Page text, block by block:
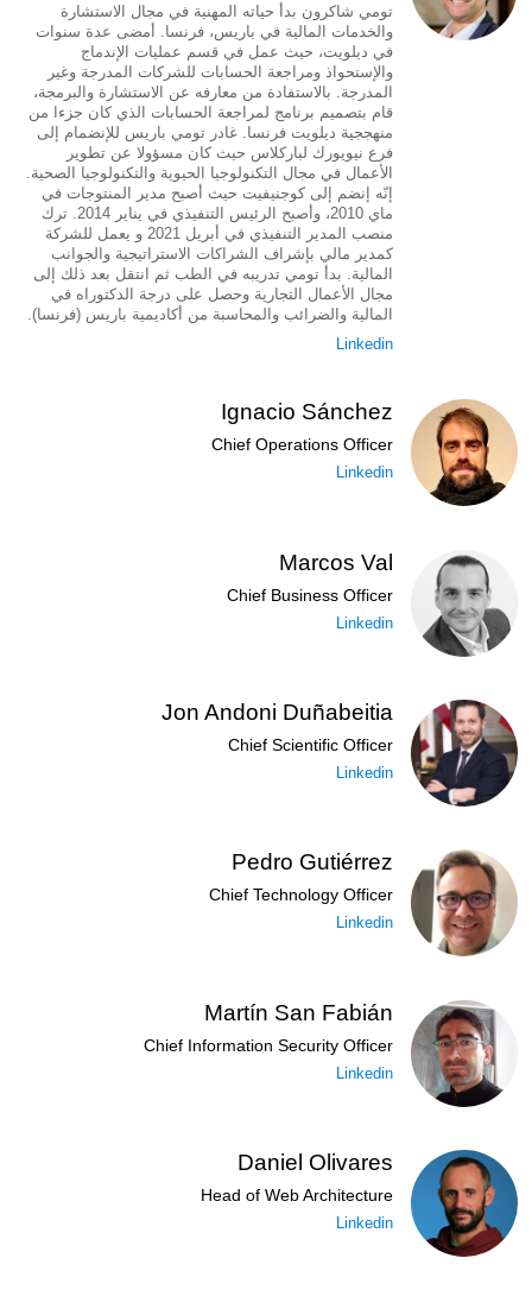
تومي شاكرون بدأ حياته المهنية في مجال الاستشارة
والخدمات المالية في باريس، فرنسا. أمضى عدة سنوات
في ديلويت، حيث عمل في قسم عمليات الإندماج
والإستحواذ ومراجعة الحسابات للشركات المدرجة وغير
المدرجة. بالاستفادة من معارفه عن الاستشارة والبرمجة،
قام بتصميم برنامج لمراجعة الحسابات الذي كان جزءا من
منهججية ديلويت فرنسا. غادر تومي باريس للإنضمام إلى
فرع نيويورك لباركلاس حيث كان مسؤولا عن تطوير
الأعمال في مجال التكنولوجيا الحيوية والتكنولوجيا الصحية.
إنّه إنضم إلى كوجنيفيت حيث أصبح مدير المنتوجات في
ماي 2010، وأصبح الرئيس التنفيذي في يناير 2014. ترك
منصب المدير التنفيذي في أبريل 2021 و يعمل للشركة
كمدير مالي بإشراف الشراكات الاستراتيجية والجوانب
المالية. بدأ تومي تدريبه في الطب ثم انتقل بعد ذلك إلى
مجال الأعمال التجارية وحصل على درجة الدكتوراه في
المالية والضرائب والمحاسبة من أكاديمية باريس (فرنسا).
Linkedin
Ignacio Sánchez
Chief Operations Officer
Linkedin
Marcos Val
Chief Business Officer
Linkedin
Jon Andoni Duñabeitia
Chief Scientific Officer
Linkedin
Pedro Gutiérrez
Chief Technology Officer
Linkedin
Martín San Fabián
Chief Information Security Officer
Linkedin
Daniel Olivares
Head of Web Architecture
Linkedin